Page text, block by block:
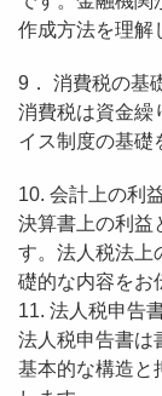
作成方法を理解
9． 消費税の基
消費税は資金繰
イス制度の基礎
10. 会計上の利
決算書上の利益
す。法人税法上
礎的な内容をお
11. 法人税申告
法人税申告書は
基本的な構造と